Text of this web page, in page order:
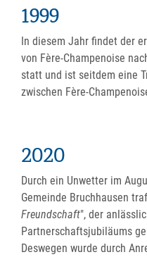
1999
In diesem Jahr findet der
von Fère-Champenoise
statt und ist seitdem eine
zwischen Fère-
2020
Durch ein Unwetter im
Gemeinde Bruchhausen
Freundschaft", der
Partnerschaftsjubiläums
Deswegen wurde durch